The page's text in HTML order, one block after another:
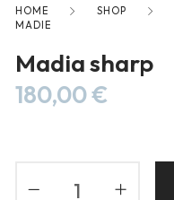
HOME SHOP
MADIE
Madia sharp
180,00€